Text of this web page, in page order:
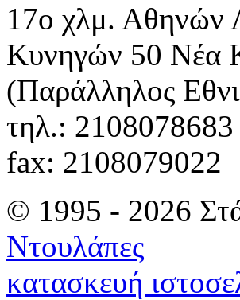
17ο χλμ. Αθηνών
Κυνηγών 50 Νέα
(Παράλληλος
τηλ.:
fax: 2108079022
© 1995 - 2026
Ντουλάπες
κατασκευή